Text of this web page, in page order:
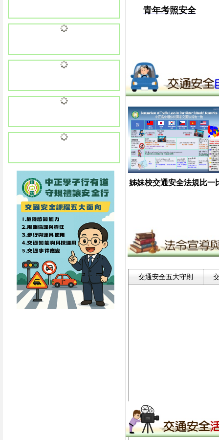
青年考照安全
姊妹校交通安全法規比一
交通安全五大守則